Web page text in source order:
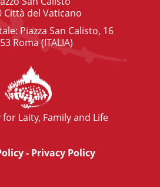
Città del Vaticano
Piazza San Calisto, 16
Roma (ITALIA)
Laity, Family and Life
- Privacy Policy